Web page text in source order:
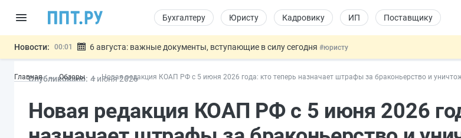
Бухгалтеру Юристу Кадровику ИП Поставщику
Новости: 00:01 6 августа: важные документы, вступающие в силу сегодня #юристу
05.08 Мигрантам с судимостью запретят получать ВНЖ и гражданство: закон подписан#физлицу
05.08
Важно Подписан закон об упрощении госзакупок по 44-ФЗ #заказчику
Главная Обзоры Новая редакция КОАП РФ с 5 июня 2026 года: кто теперь назначает штрафы за браконьерство и
Опубликовано: 4 июня2026
Новая редакция КОАП РФ с 5 июня 2026